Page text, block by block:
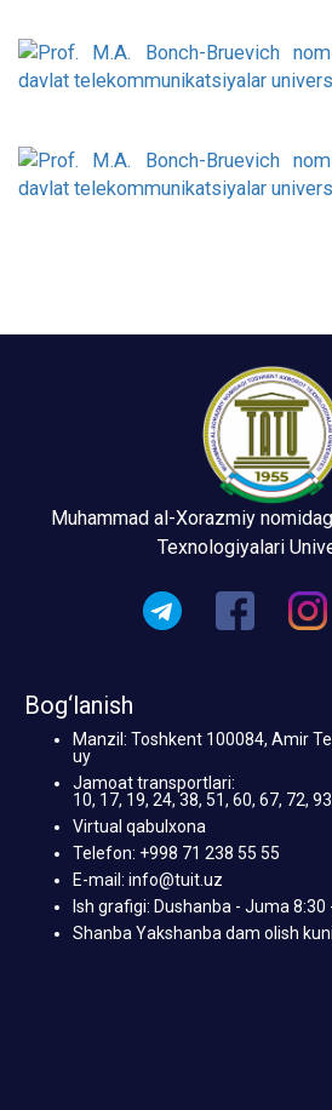
Muhammad al-Xorazmiy
Texnologiyalari
Bog‘lanish
Manzil: Toshkent 100084, Amir
uy
Jamoat transportlari:
10, 17, 19, 24, 38, 51, 60, 67, 72,
Virtual qabulxona
Telefon: +998 71 238 55 55
E-mail: info@tuit.uz
Ish grafigi: Dushanba - Juma 8:30
Shanba Yakshanba dam olish kuni